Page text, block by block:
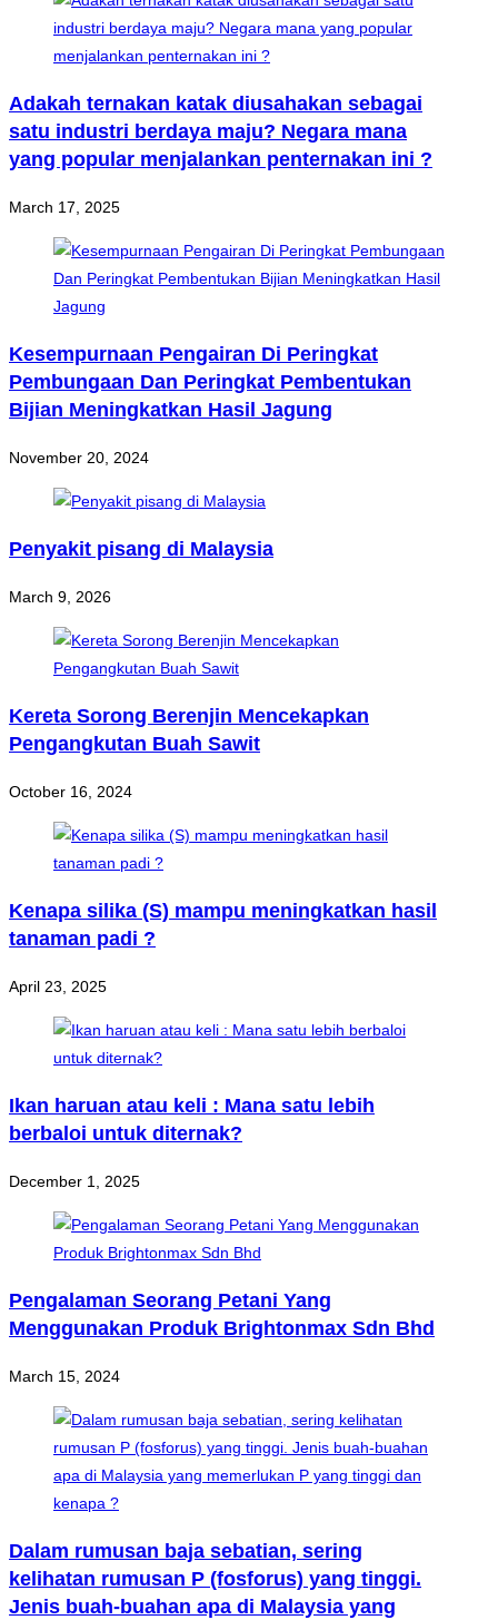
Adakah ternakan katak diusahakan sebagai
satu industri berdaya maju? Negara mana
yang popular menjalankan penternakan ini ?
March 17, 2025
Kesempurnaan Pengairan Di Peringkat
Pembungaan Dan Peringkat Pembentukan
Bijian Meningkatkan Hasil Jagung
November 20, 2024
Penyakit pisang di Malaysia
March 9, 2026
Kereta Sorong Berenjin Mencekapkan
Pengangkutan Buah Sawit
October 16, 2024
Kenapa silika (S) mampu meningkatkan hasil
tanaman padi ?
April 23, 2025
Ikan haruan atau keli : Mana satu lebih
berbaloi untuk diternak?
December 1, 2025
Pengalaman Seorang Petani Yang
Menggunakan Produk Brightonmax Sdn Bhd
March 15, 2024
Dalam rumusan baja sebatian, sering
kelihatan rumusan P (fosforus) yang tinggi.
Jenis buah-buahan apa di Malaysia yang